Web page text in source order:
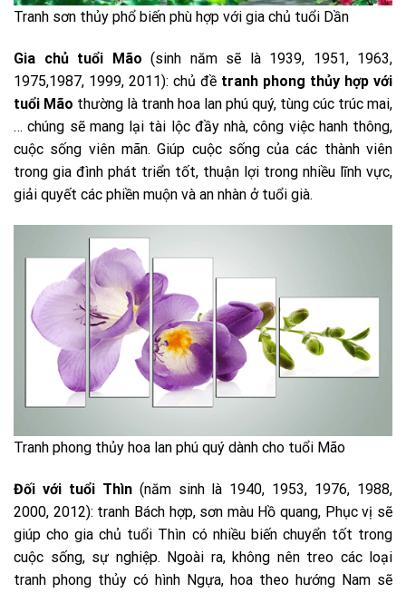
Tranh sơn thủy phổ biến phù hợp với gia chủ tuổi Dần
Gia chủ tuổi Mão (sinh năm sẽ là 1939, 1951, 1963,
1975,1987, 1999, 2011): chủ đề tranh phong thủy hợp với
tuổi Mão thường là tranh hoa lan phú quý, tùng cúc trúc mai,
… chúng sẽ mang lại tài lộc đầy nhà, công việc hanh thông,
cuộc sống viên mãn. Giúp cuộc sống của các thành viên
trong gia đình phát triển tốt, thuận lợi trong nhiều lĩnh vực,
giải quyết các phiền muộn và an nhàn ở tuổi già.
Tranh phong thủy hoa lan phú quý dành cho tuổi Mão
Đối với tuổi Thìn(năm sinh là 1940, 1953, 1976, 1988,
2000, 2012): tranh Bách hợp, sơn màu Hồ quang, Phục vị sẽ
giúp cho gia chủ tuổi Thìn có nhiều biến chuyển tốt trong
cuộc sống, sự nghiệp. Ngoài ra, không nên treo các loại
tranh phong thủy có hình Ngựa, hoa theo hướng Nam sẽ